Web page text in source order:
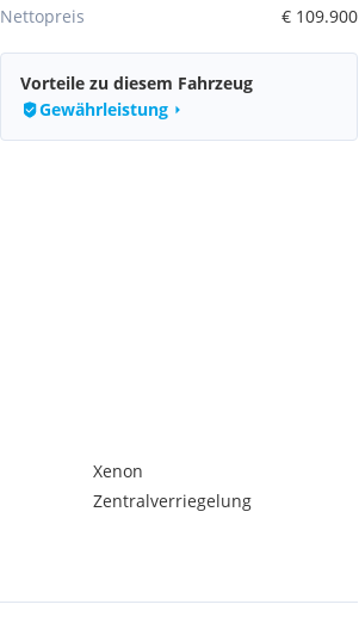
Nettopreis
€ 109.900
Vorteile zu diesem Fahrzeug
Gewährleistung
Xenon
Zentralverriegelung